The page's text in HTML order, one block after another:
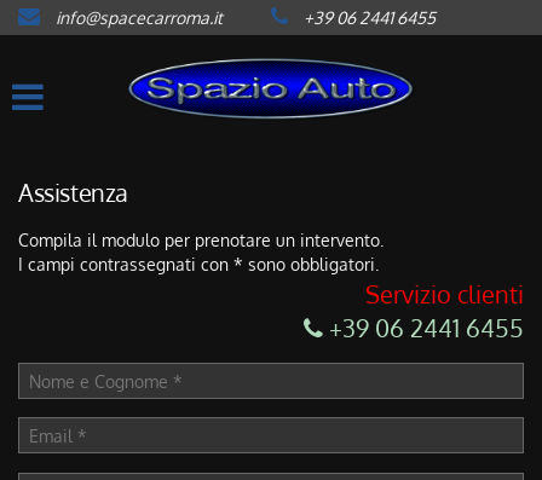
HOME
LISTA VEICOLI
ASSISTENZA
NEWS
info@spacecarroma.it +39 06 2441 6455
Assistenza
Compila il modulo per prenotare un intervento.
I campi contrassegnati con * sono obbligatori.
Servizio clienti
+39 06 2441 6455